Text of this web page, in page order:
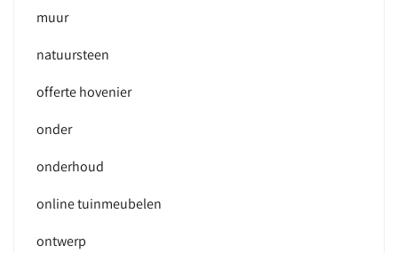
muur
natuursteen
offerte hovenier
onder
onderhoud
online tuinmeubelen
ontwerp